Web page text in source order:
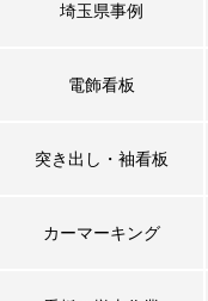
埼玉県事例
電飾看板
突き出し・袖看板
カーマーキング